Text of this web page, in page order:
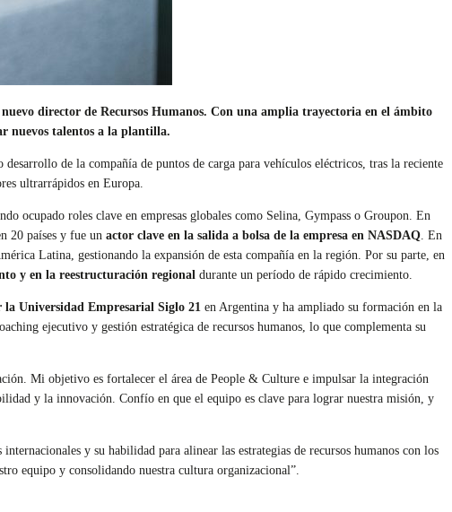
director de Recursos Humanos. Con una amplia trayectoria en el ámbito
nuevos talentos a la plantilla.
de la compañía de puntos de carga para vehículos eléctricos, tras la reciente
ultrarrápidos en Europa.
ocupado roles clave en empresas globales como Selina, Gympass o Groupon. En
20 países y fue un actor clave en la salida a bolsa de la empresa en NASDAQ . En
Latina, gestionando la expansión de esta compañía en la región. Por su parte, en
y en la reestructuración regional durante un período de rápido crecimiento.
la Universidad Empresarial Siglo 21 en Argentina y ha ampliado su formación en la
ejecutivo y gestión estratégica de recursos humanos, lo que complementa su
Mi objetivo es fortalecer el área de People & Culture e impulsar la integración
y la innovación. Confío en que el equipo es clave para lograr nuestra misión, y
y su habilidad para alinear las estrategias de recursos humanos con los
equipo y consolidando nuestra cultura organizacional”.